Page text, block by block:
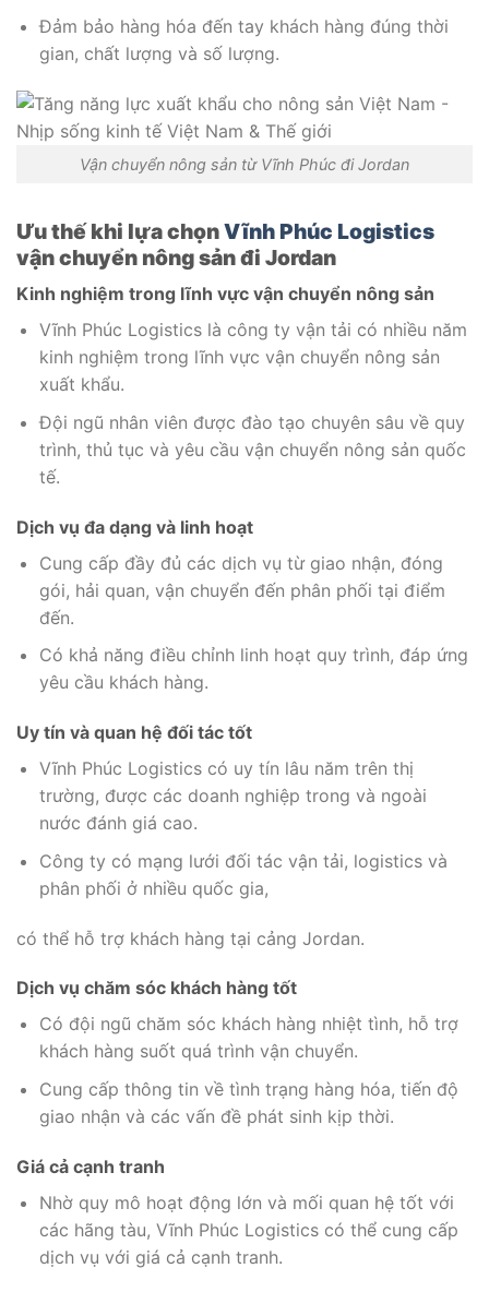
Đảm bảo hàng hóa đến tay khách hàng đúng thời
gian, chất lượng và số lượng.
Vận chuyển nông sản từ Vĩnh Phúc đi Jordan
Ưu thế khi lựa chọnVĩnh Phúc Logistics
vận chuyển nông sản đi Jordan
Kinh nghiệm trong lĩnh vực vận chuyển nông sản
Vĩnh Phúc Logistics là công ty vận tải có nhiều năm
kinh nghiệm trong lĩnh vực vận chuyển nông sản
xuất khẩu.
Đội ngũ nhân viên được đào tạo chuyên sâu về quy
trình, thủ tục và yêu cầu vận chuyển nông sản quốc
tế.
Dịch vụ đa dạng và linh hoạt
Cung cấp đầy đủ các dịch vụ từ giao nhận, đóng
gói, hải quan, vận chuyển đến phân phối tại điểm
đến.
Có khả năng điều chỉnh linh hoạt quy trình, đáp ứng
yêu cầu khách hàng.
Uy tín và quan hệ đối tác tốt
Vĩnh Phúc Logistics có uy tín lâu năm trên thị
trường, được các doanh nghiệp trong và ngoài
nước đánh giá cao.
Công ty có mạng lưới đối tác vận tải, logistics và
phân phối ở nhiều quốc gia,
có thể hỗ trợ khách hàng tại cảng Jordan.
Dịch vụ chăm sóc khách hàng tốt
Có đội ngũ chăm sóc khách hàng nhiệt tình, hỗ trợ
khách hàng suốt quá trình vận chuyển.
Cung cấp thông tin về tình trạng hàng hóa, tiến độ
giao nhận và các vấn đề phát sinh kịp thời.
Giá cả cạnh tranh
Nhờ quy mô hoạt động lớn và mối quan hệ tốt với
các hãng tàu, Vĩnh Phúc Logistics có thể cung cấp
dịch vụ với giá cả cạnh tranh.